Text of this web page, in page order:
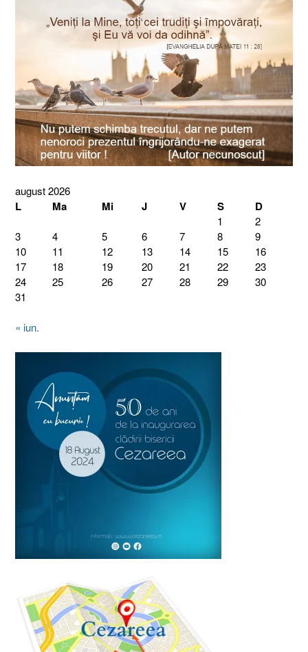
august 2026
L Ma Mi J V S D
1
2
3
4 5 6 7 8
9
10
11 12 13 14 15
16
17
18 19 20 21 22
23
24
25 26 27 28 29
30
31
« iun.